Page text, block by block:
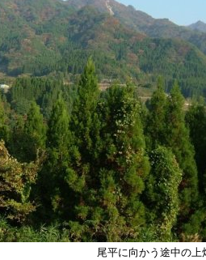
尾平に向かう途中の